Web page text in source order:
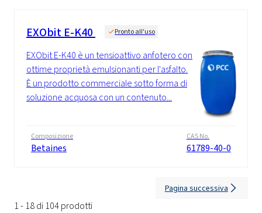
EXObit E-K40 Pronto all'uso
EXObit E-K40 è un tensioattivo anfotero con
ottime proprietà emulsionanti per l'asfalto.
È un prodotto commerciale sotto forma di
soluzione acquosa con un contenuto...
Composizione
Betaines
CAS No.
61789-40-0
1 - 18 di 104 prodotti
Pagina successiva